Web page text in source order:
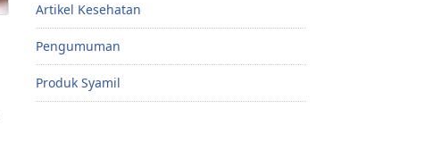
Artikel Kesehatan
Pengumuman
Produk Syamil